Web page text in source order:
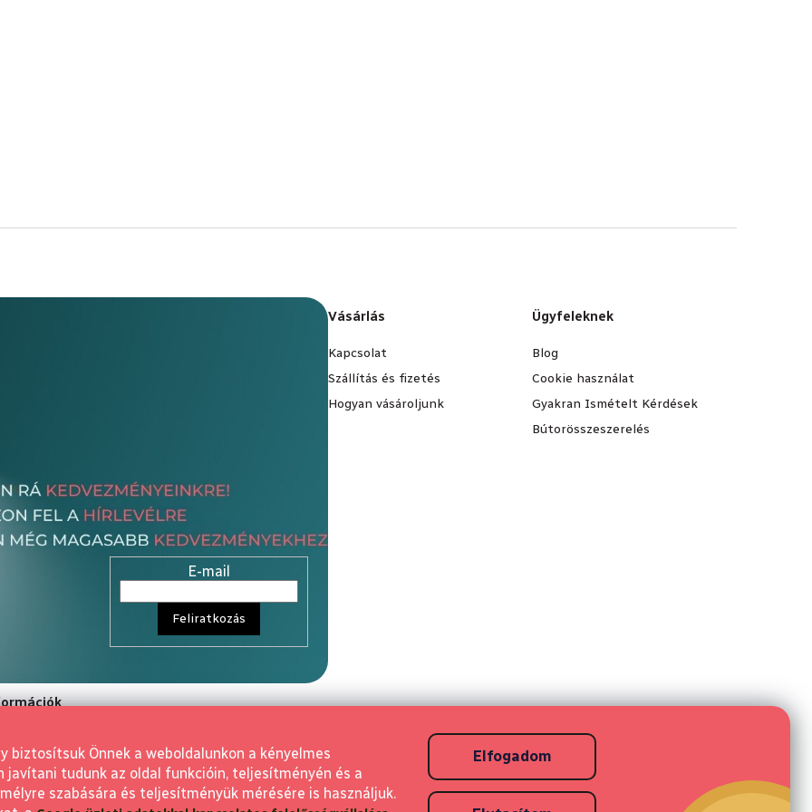
biztosítsuk Önnek a weboldalunkon a kényelmes
javítani tudunk az oldal funkcióin, teljesítményén és a
szabására és teljesítményük mérésére is használjuk.
Elfogadom
E-mail
Feliratkozás
Vásárlás
Kapcsolat
Szállítás és fizetés
Hogyan vásároljunk
Ügyfeleknek
Blog
Cookie használat
Gyakran Ismételt Kérdések
Bútorösszeszerelés
elállás
visszaküldés